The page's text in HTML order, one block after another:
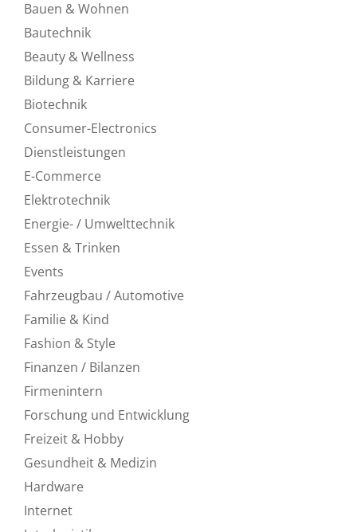
Bauen & Wohnen
Bautechnik
Beauty & Wellness
Bildung & Karriere
Biotechnik
Consumer-Electronics
Dienstleistungen
E-Commerce
Elektrotechnik
Energie- / Umwelttechnik
Essen & Trinken
Events
Fahrzeugbau / Automotive
Familie & Kind
Fashion & Style
Finanzen / Bilanzen
Firmenintern
Forschung und Entwicklung
Freizeit & Hobby
Gesundheit & Medizin
Hardware
Internet